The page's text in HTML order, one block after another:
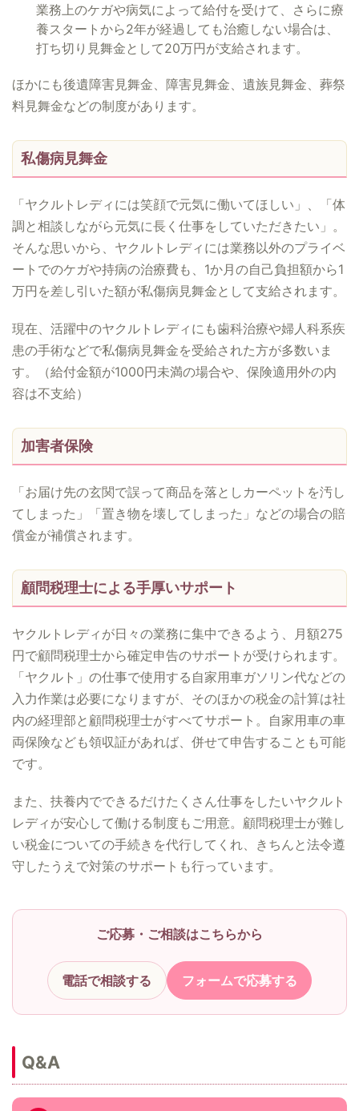
業務上のケガや病気によって給付を受けて、さらに療
養スタートから2年が経過しても治癒しない場合は、
打ち切り見舞金として20万円が支給されます。
ほかにも後遺障害見舞金、障害見舞金、遺族見舞金、葬祭
料見舞金などの制度があります。
私傷病見舞金
「ヤクルトレディには笑顔で元気に働いてほしい」、「体
調と相談しながら元気に長く仕事をしていただきたい」。
そんな思いから、ヤクルトレディには業務以外のプライベ
ートでのケガや持病の治療費も、1か月の自己負担額から1
万円を差し引いた額が私傷病見舞金として支給されます。
現在、活躍中のヤクルトレディにも歯科治療や婦人科系疾
患の手術などで私傷病見舞金を受給された方が多数いま
す。（給付金額が1000円未満の場合や、保険適用外の内
容は不支給）
加害者保険
「お届け先の玄関で誤って商品を落としカーペットを汚し
てしまった」「置き物を壊してしまった」などの場合の賠
償金が補償されます。
顧問税理士による手厚いサポート
ヤクルトレディが日々の業務に集中できるよう、月額275
円で顧問税理士から確定申告のサポートが受けられます。
「ヤクルト」の仕事で使用する自家用車ガソリン代などの
入力作業は必要になりますが、そのほかの税金の計算は社
内の経理部と顧問税理士がすべてサポート。自家用車の車
両保険なども領収証があれば、併せて申告することも可能
です。
また、扶養内でできるだけたくさん仕事をしたいヤクルト
レディが安心して働ける制度もご用意。顧問税理士が難し
い税金についての手続きを代行してくれ、きちんと法令遵
守したうえで対策のサポートも行っています。
ご応募・ご相談はこちらから
電話で相談する フォームで応募する
Q&A